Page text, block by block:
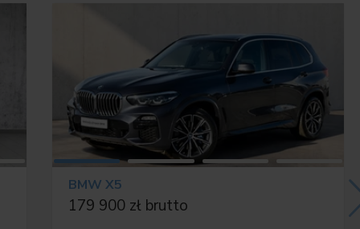
WYS.POŁ.
BMW X5
179 900 zł brutto